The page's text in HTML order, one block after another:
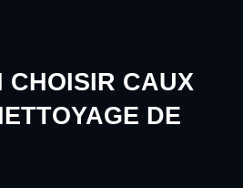
CHOISIR CAUX
DE